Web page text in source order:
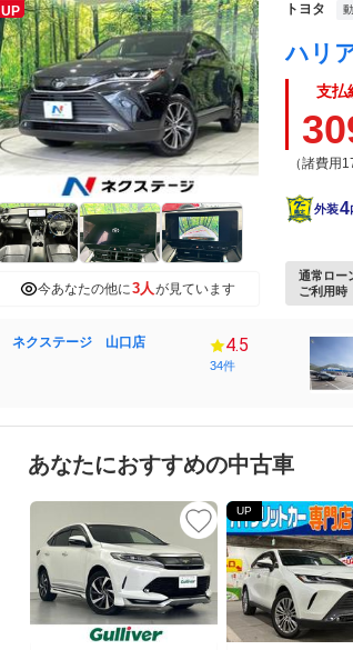
UP
今あなたの他に3人が見ています
トヨタ
支払
（諸費用
外装4
通常ロー
ご利用時
ネクステージ 山口店 4.5
34件
あなたにおすすめの中古車
UP